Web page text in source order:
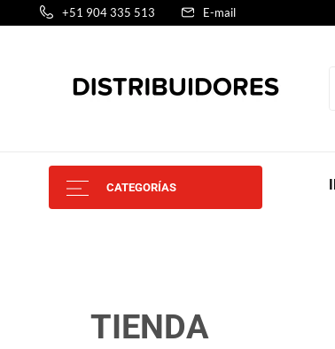
+51 904 335 513 E-mail
CATEGORÍAS
TIENDA